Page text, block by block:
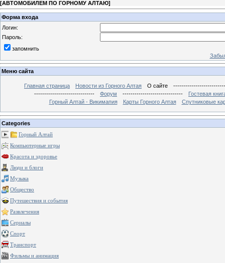
[АВТОМОБИЛЕМ ПО ГОРНОМУ АЛТАЮ]
Форма входа
Логин:
Пароль:
запомнить
Меню сайта
Главная страница Новости из Горного Алтая О сайте
------------------------------
Форум ------------------------------
Гостевая
Горный Алтай - Викимапия
Карты Горного Алтая Спутниковые
Categories
Горный Алтай
Компьютерные игры
Красота и здоровье
Люди и блоги
Музыка
Общество
Путешествия и события
Развлечения
Сериалы
Спорт
Транспорт
Фильмы и анимация